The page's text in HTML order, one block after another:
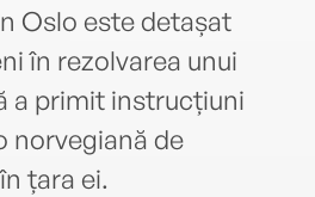
Oslo este detașat
în rezolvarea unui
a primit instrucțiuni
norvegiană de
țara ei.